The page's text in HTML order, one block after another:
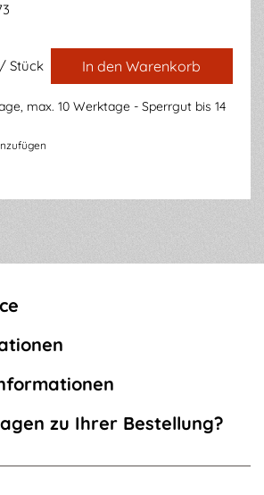
/ Stück In den Warenkorb
max. 10 Werktage - Sperrgut bis 14
zu Ihrer Bestellung?